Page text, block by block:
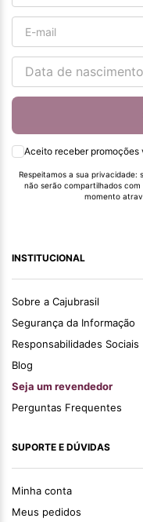
Aceito receber promoções
Respeitamos a sua privacidade:
não serão compartilhados
momento
INSTITUCIONAL
Sobre a Cajubrasil
Segurança da Informação
Responsabilidades Sociais
Blog
Seja um revendedor
Perguntas Frequentes
SUPORTE E DÚVIDAS
Minha conta
Meus pedidos